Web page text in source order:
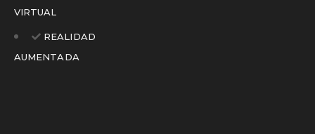
VIRTUAL
REALIDAD
AUMENTADA